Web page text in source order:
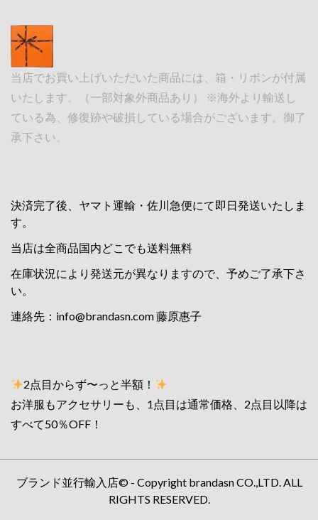
当店でお買い上げいただいた商品には、箱・リボンが付属
いたします。（一部対象外商品あり） ※海外より輸送し
ている為、修復跡や破損している場合がございます。御了
承下さい。
決済完了後、ヤマト運輸・佐川急便にて即日発送いたしま
す。
当店は全商品国内どこでも送料無料
在庫状況により発送元が異なりますので、予めご了承下さ
い。
連絡先： info@brandasn.com藤原惠子
2点目からず〜っと半額！
お洋服もアクセサリーも、1点目は通常価格、2点目以降は
すべて50％OFF！
ブランド並行輸入店© - Copyright brandasn CO.,LTD. ALL
RIGHTS RESERVED.